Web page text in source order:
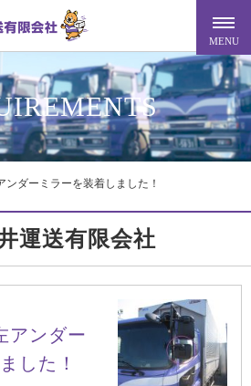
ンダーミラーを装着しました！
運送有限会社
アンダー
した！